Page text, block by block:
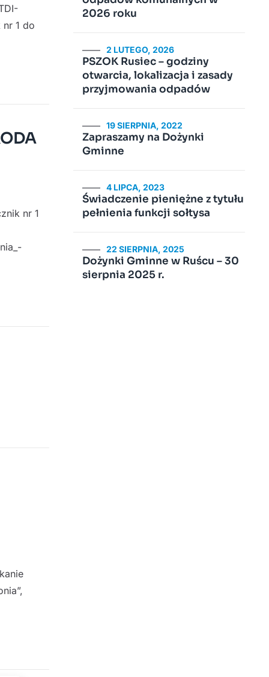
nr 1 do
nr 1
2026 roku
2 LUTEGO, 2026
PSZOK Rusiec – godziny
otwarcia, lokalizacja i zasady
przyjmowania odpadów
19 SIERPNIA, 2022
Zapraszamy na Dożynki
Gminne
4 LIPCA, 2023
Świadczenie pieniężne z tytułu
pełnienia funkcji sołtysa
22 SIERPNIA, 2025
Dożynki Gminne w Ruścu – 30
sierpnia 2025 r.